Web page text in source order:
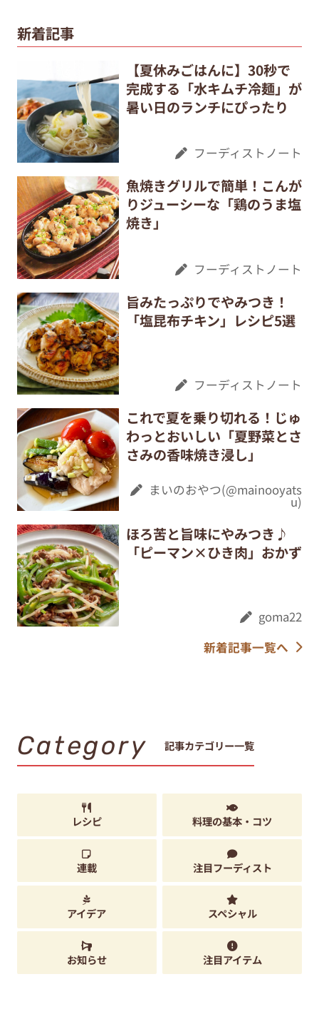
新着記事
【夏休みごはんに】30秒で
完成する「水キムチ冷麺」が
暑い日のランチにぴったり
フーディストノート
魚焼きグリルで簡単！こんが
りジューシーな「鶏のうま塩
焼き」
フーディストノート
旨みたっぷりでやみつき！
「塩昆布チキン」レシピ5選
フーディストノート
これで夏を乗り切れる！じゅ
わっとおいしい「夏野菜とさ
さみの香味焼き浸し」
まいのおやつ(@mainooyats
u)
ほろ苦と旨味にやみつき♪
「ピーマン×ひき肉」おかず
goma22
新着記事一覧へ
Category 記事カテゴリー一覧
レシピ 料理の基本・コツ
連載 注目フーディスト
アイデア スペシャル
お知らせ 注目アイテム